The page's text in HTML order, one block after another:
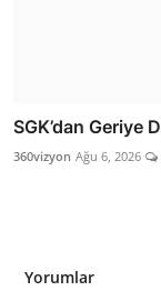
SGK’dan Geriye
360vizyon Ağu 6, 2026
Yorumlar